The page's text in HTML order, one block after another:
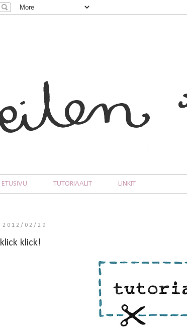
ETUSIVU TUTORIAALIT LINKIT
2012/02/29
klick klick!